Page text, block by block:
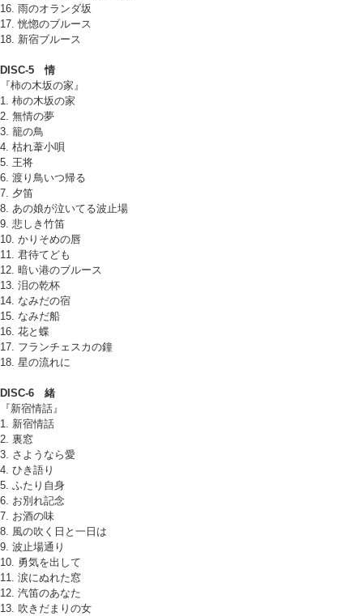
16. 雨のオランダ坂
17. 恍惚のブルース
18. 新宿ブルース
DISC-5 情
『柿の木坂の家』
1. 柿の木坂の家
2. 無情の夢
3. 籠の鳥
4. 枯れ葦小唄
5. 王将
6. 渡り鳥いつ帰る
7. 夕笛
8. あの娘が泣いてる波止場
9. 悲しき竹笛
10. かりそめの唇
11. 君待てども
12. 暗い港のブルース
13. 泪の乾杯
14. なみだの宿
15. なみだ船
16. 花と蝶
17. フランチェスカの鐘
18. 星の流れに
DISC-6 緒
『新宿情話』
1. 新宿情話
2. 裏窓
3. さようなら愛
4. ひき語り
5. ふたり自身
6. お別れ記念
7. お酒の味
8. 風の吹く日と一日は
9. 波止場通り
10. 勇気を出して
11. 涙にぬれた窓
12. 汽笛のあなた
13. 吹きだまりの女